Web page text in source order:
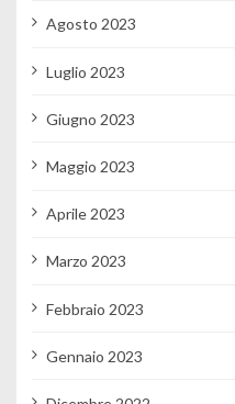
Agosto 2023
Luglio 2023
Giugno 2023
Maggio 2023
Aprile 2023
Marzo 2023
Febbraio 2023
Gennaio 2023